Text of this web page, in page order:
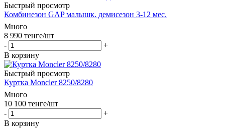
Быстрый просмотр
Комбинезон GAP малышк. демисезон 3-12 мес.
Много
8 990 тенге/шт
-
+
В корзину
Быстрый просмотр
Куртка Moncler 8250/8280
Много
10 100 тенге/шт
-
+
В корзину